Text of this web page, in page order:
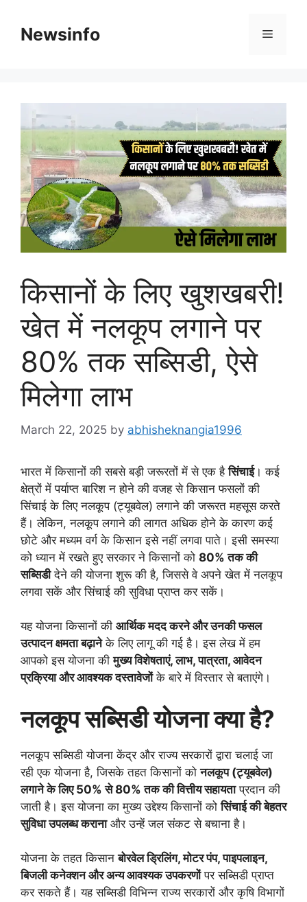
contentNewsinfo Menu
किसानों के लिए खुशखबरी!
खेत में नलकूप लगाने पर
80% तक सब्सिडी, ऐसे
मिलेगा लाभ
March 22, 2025 by abhisheknangia1996
भारत में किसानों की सबसे बड़ी जरूरतों में से एक हैसिंचाई। कई
क्षेत्रों में पर्याप्त बारिश न होने की वजह से किसान फसलों की
सिंचाई के लिए नलकूप (ट्यूबवेल) लगाने की जरूरत महसूस करते
हैं। लेकिन, नलकूप लगाने की लागत अधिक होने के कारण कई
छोटे और मध्यम वर्ग के किसान इसे नहीं लगवा पाते। इसी समस्या
को ध्यान में रखते हुए सरकार ने किसानों को 80% तक की
सब्सिडीदेने की योजना शुरू की है, जिससे वे अपने खेत में नलकूप
लगवा सकें और सिंचाई की सुविधा प्राप्त कर सकें।
यह योजना किसानों की आर्थिक मदद करने और उनकी फसल
उत्पादन क्षमता बढ़ानेके लिए लागू की गई है। इस लेख में हम
आपको इस योजना कीमुख्य विशेषताएं, लाभ, पात्रता, आवेदन
प्रक्रिया और आवश्यक दस्तावेजोंके बारे में विस्तार से बताएंगे।
नलकूप सब्सिडी योजना क्या है?
नलकूप सब्सिडी योजना केंद्र और राज्य सरकारों द्वारा चलाई जा
रही एक योजना है, जिसके तहत किसानों कोनलकूप (ट्यूबवेल)
लगाने के लिए 50% से 80% तक की वित्तीय सहायताप्रदान की
जाती है। इस योजना का मुख्य उद्देश्य किसानों कोसिंचाई की बेहतर
सुविधा उपलब्ध करानाऔर उन्हें जल संकट से बचाना है।
योजना के तहत किसानबोरवेल ड्रिलिंग, मोटर पंप, पाइपलाइन,
बिजली कनेक्शन और अन्य आवश्यक उपकरणोंपर सब्सिडी प्राप्त
कर सकते हैं। यह सब्सिडी विभिन्न राज्य सरकारों और कृषि विभागों